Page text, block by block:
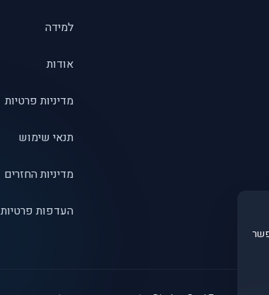
למידה
אודות
מדיניות פרטיות
תנאי שימוש
מדיניות החזרים
העדפות פרטיות